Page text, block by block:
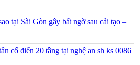
tại Sài Gòn gây bất ngờ sau cải tạo –